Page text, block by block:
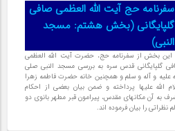
سفرنامه حج آیت الله العظمی صافی
گلپایگانی (بخش هشتم: مسجد
النبی)
این بخش از سفرنامه حج، حضرت آیت الله العظمی
گلپایگانی قدس سره به بررسی مسجد النبی صلی
علیه و آله و سلم و همچنین خانه حضرت فاطمه زهرا
الله علیها پرداخته و ضمن بیان بعضی از احکام
به آن مکانهای مقدس، پیرامون قبر مطهر بانوی دو
نظراتی را بیان فرموده اند.